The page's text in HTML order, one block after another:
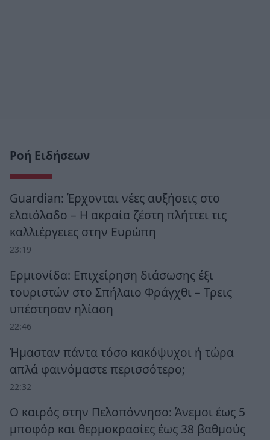
Ροή Ειδήσεων
Guardian: Έρχονται νέες αυξήσεις στο
ελαιόλαδο – Η ακραία ζέστη πλήττει τις
καλλιέργειες στην Ευρώπη
23:19
Ερμιονίδα: Επιχείρηση διάσωσης έξι
τουριστών στο Σπήλαιο Φράγχθι – Τρεις
υπέστησαν ηλίαση
22:46
Ήμασταν πάντα τόσο κακόψυχοι ή τώρα
απλά φαινόμαστε περισσότερο;
22:32
Ο καιρός στην Πελοπόννησο: Άνεμοι έως 5
μποφόρ και θερμοκρασίες έως 38 βαθμούς